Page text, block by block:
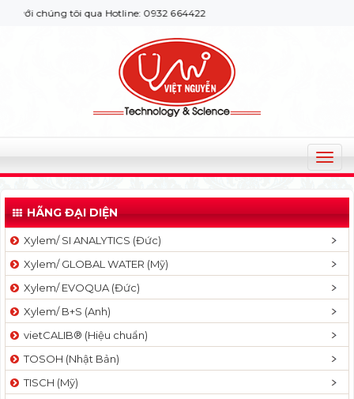
chúng tôi qua Hotline: 0932 664422
T
o
g
l
v
a
t
HÃNG ĐẠI DIỆN
Xylem/ SI ANALYTICS (Đức)
Xylem/ GLOBAL WATER (Mỹ)
Xylem/ EVOQUA (Đức)
Xylem/ B+S (Anh)
vietCALIB® (Hiệu chuẩn)
TOSOH (Nhật Bản)
TISCH (Mỹ)